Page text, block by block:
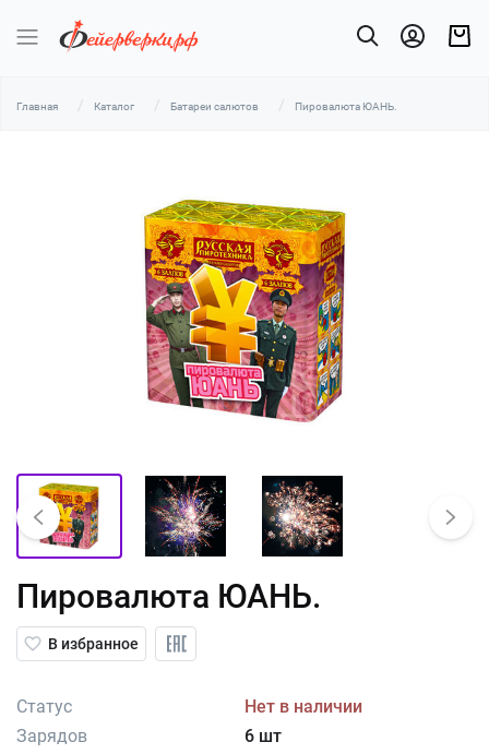
Главная Каталог Батареи салютов Пировалюта ЮАНЬ.
Пировалюта ЮАНЬ.
В избранное
Статус
Нет в наличии
Зарядов
6 шт